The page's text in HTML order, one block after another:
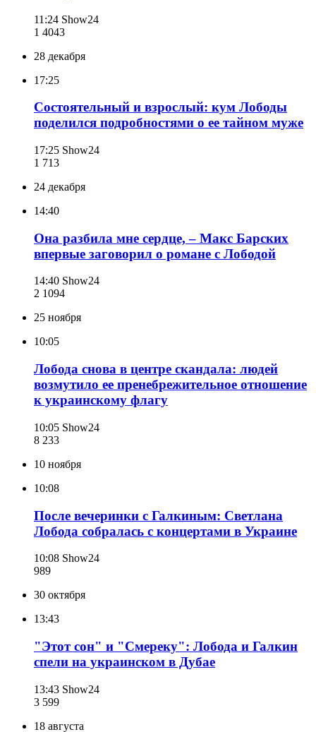
11:24 Show24
1 4043
28 декабря
17:25
Состоятельный и взрослый: кум Лободы
поделился подробностями о ее тайном муже
17:25 Show24
1 713
24 декабря
14:40
Она разбила мне сердце, – Макс Барских
впервые заговорил о романе с Лободой
14:40 Show24
2 1094
25 ноября
10:05
Лобода снова в центре скандала: людей
возмутило ее пренебрежительное отношение
к украинскому флагу
10:05 Show24
8 233
10 ноября
10:08
После вечеринки с Галкиным: Светлана
Лобода собралась с концертами в Украине
10:08 Show24
989
30 октября
13:43
"Этот сон" и "Смереку": Лобода и Галкин
спели на украинском в Дубае
13:43 Show24
3 599
18 августа